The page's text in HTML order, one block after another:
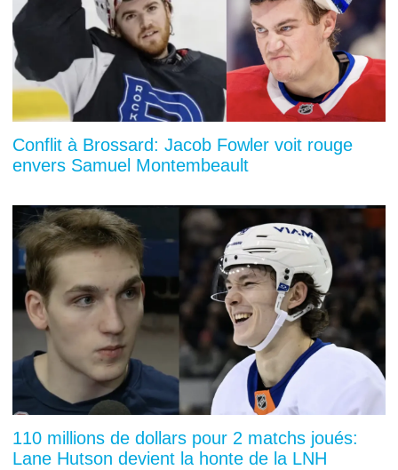
Conflit à Brossard: Jacob Fowler voit rouge
envers Samuel Montembeault
110 millions de dollars pour 2 matchs joués:
Lane Hutson devient la honte de la LNH